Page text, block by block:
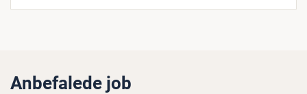
Anbefalede job